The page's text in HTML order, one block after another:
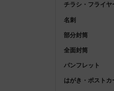
チラシ・フライヤ
名刺
部分封筒
全面封筒
パンフレット
はがき・ポストカ